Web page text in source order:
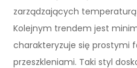
zarządzających
Kolejnym trendem jest
charakteryzuje się prostymi
przeszkleniami. Taki styl